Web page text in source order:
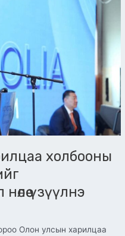
холбооны
үзүүлнэ
Олон улсын харилцаа